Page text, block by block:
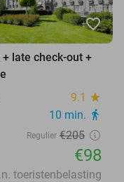
favorite_border
late check-out +
9.1 star
10 min. directions_walk
Regulier €205
€98
toeristenbelasting